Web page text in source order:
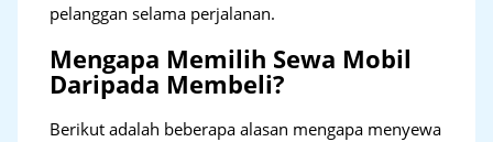
pelanggan selama perjalanan.
Mengapa Memilih Sewa Mobil
Daripada Membeli?
Berikut adalah beberapa alasan mengapa menyewa